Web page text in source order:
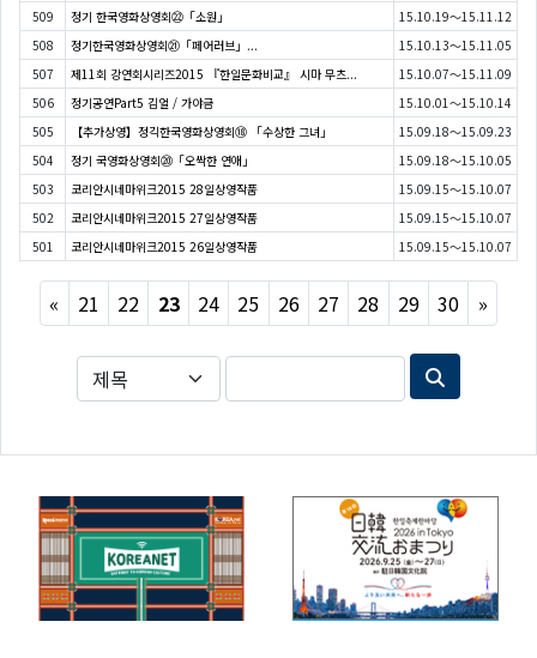
509
정기 한국영화상영회㉒「소원」
15.10.19～15.11.12
508
정기한국영화상영회㉑「페어러브」...
15.10.13～15.11.05
507
제11회 강연회시리즈2015 『한일문화비교』 시마 무츠...
15.10.07～15.11.09
506
정기공연Part5 김얼 / 가야금
15.10.01～15.10.14
505
【추가상영】정긱한국영화상영회⑱ 「수상한 그녀」
15.09.18～15.09.23
504
정기 국영화상영회⑳「오싹한 연애」
15.09.18～15.10.05
503
코리안시네마위크2015 28일상영작품
15.09.15～15.10.07
502
코리안시네마위크2015 27일상영작품
15.09.15～15.10.07
501
코리안시네마위크2015 26일상영작품 15.09.15～15.10.07
« Previous
21 22 23 24 25 26 27 28 29 30 »Next